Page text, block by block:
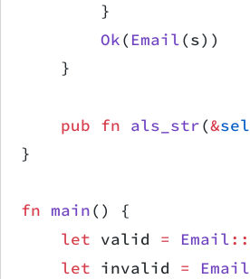
        }
        Ok
( Email(s))
    }
    pub
fn als_str(&
}
fn main() {
    let
valid = Email::
    let
invalid = Email